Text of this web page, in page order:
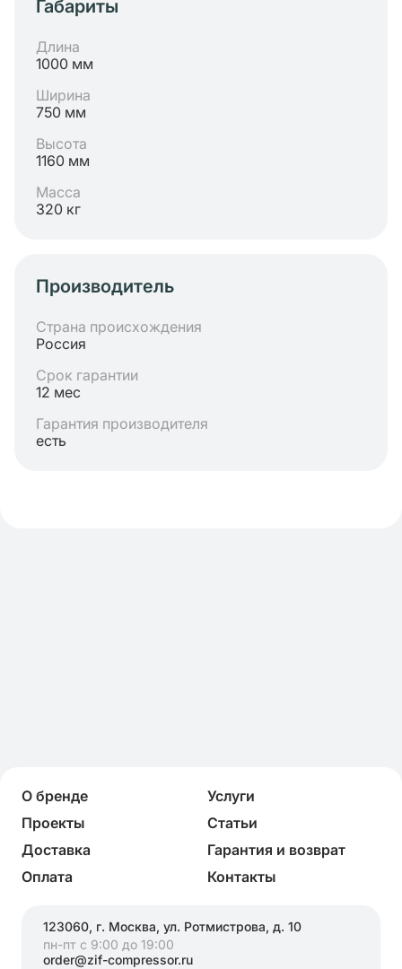
Габариты
Длина
1000 мм
Ширина
750 мм
Высота
1160 мм
Масса
320 кг
Производитель
Страна происхождения
Россия
Срок гарантии
12 мес
Гарантия производителя
есть
О бренде
Услуги
Проекты
Статьи
Доставка
Гарантия и возврат
Оплата
Контакты
123060, г. Москва, ул. Ротмистрова, д. 10
пн-пт с 9:00 до 19:00
order@zif-compressor.ru